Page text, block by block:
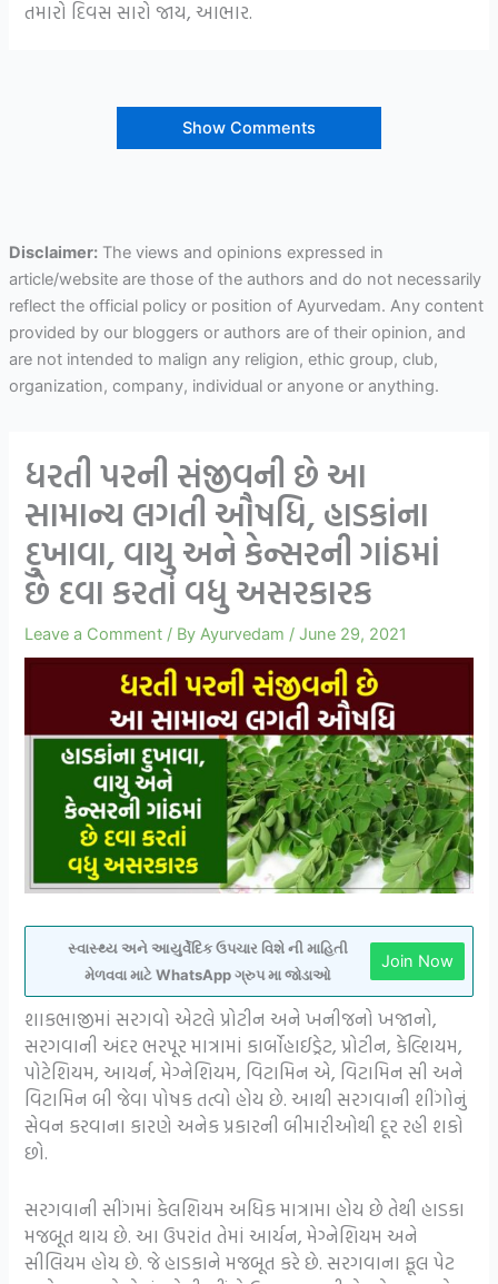
તમારો દિવસ સારો જાય, આભાર.
Show Comments
Disclaimer:The views and opinions expressed in
article/website are those of the authors and do not necessarily
reflect the official policy or position of Ayurvedam. Any content
provided by our bloggers or authors are of their opinion, and
are not intended to malign any religion, ethic group, club,
organization, company, individual or anyone or anything.
ધરતી પરની સંજીવની છે આ
સામાન્ય લગતી ઔષધિ, હાડકાંના
દુખાવા, વાયુ અને કેન્સરની ગાંઠમાં
છે દવા કરતાં વધુ અસરકારક
Leave a Comment / ByAyurvedam /June 29, 2021
સ્વાસ્થ્ય અને આયુર્વેદિક ઉપચાર વિશે ની માહિતી
મેળવવા માટે WhatsApp ગ્રુપ મા જોડાઓ
Join Now
શાકભાજીમાં સરગવો એટલે પ્રોટીન અને ખનીજનો ખજાનો,
સરગવાની અંદર ભરપૂર માત્રામાં કાર્બોહાઈડ્રેટ, પ્રોટીન, કેલ્શિયમ,
પોટેશિયમ, આયર્ન, મેગ્નેશિયમ, વિટામિન એ, વિટામિન સી અને
વિટામિન બી જેવા પોષક તત્વો હોય છે. આથી સરગવાની શીંગોનું
સેવન કરવાના કારણે અનેક પ્રકારની બીમારીઓથી દૂર રહી શકો
છો.
સરગવાની સીંગમાં કેલશિયમ અધિક માત્રામા હોય છે તેથી હાડકા
મજબૂત થાય છે. આ ઉપરાંત તેમાં આર્યન, મેગ્નેશિયમ અને
સીલિયમ હોય છે. જે હાડકાને મજબૂત કરે છે. સરગવાના ફૂલ પેટ